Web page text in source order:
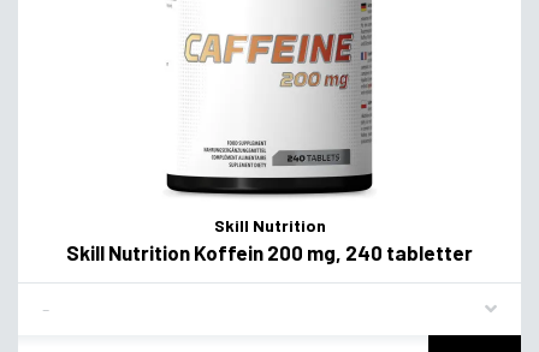
Skill Nutrition
Skill Nutrition Koffein 200 mg, 240 tabletter